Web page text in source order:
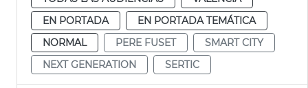
EN PORTADA
EN PORTADA TEMÁTICA
NORMAL
PERE FUSET
SMART CITY
NEXT GENERATION
SERTIC